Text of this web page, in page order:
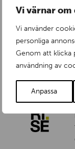
Vi värnar
Vi använder
personliga
Genom att klicka
användning av
Anpassa